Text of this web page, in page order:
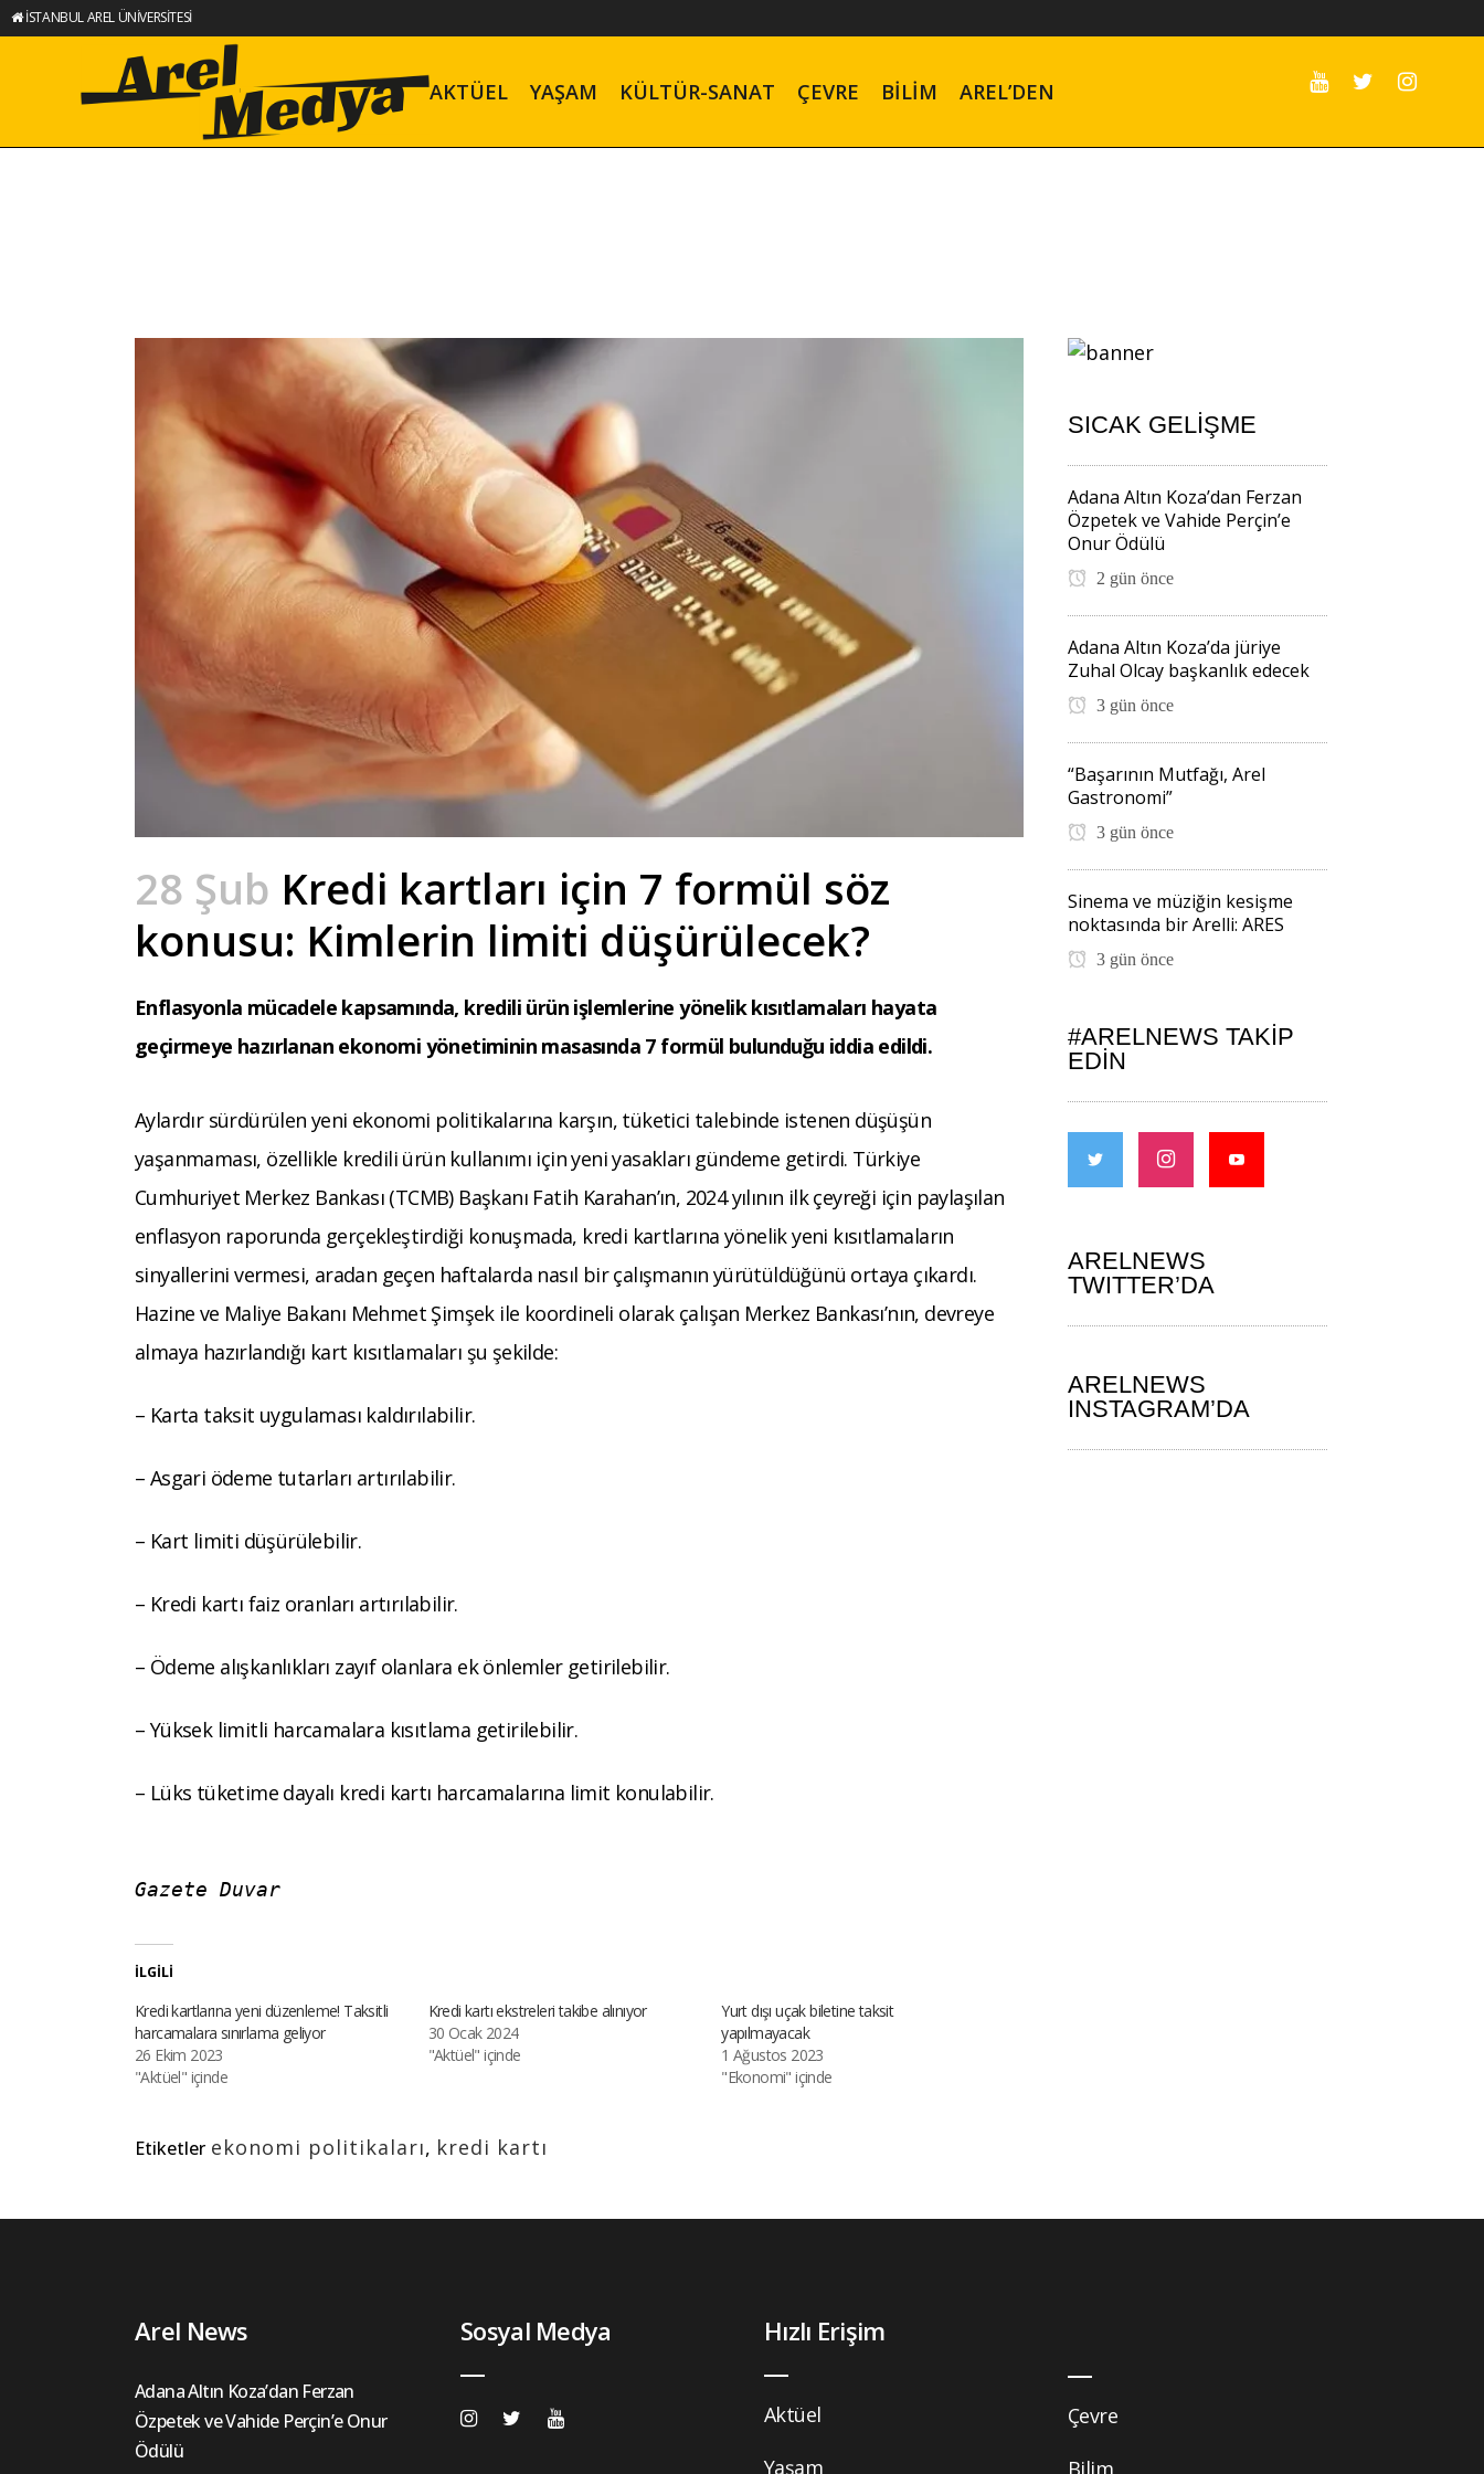
İSTANBUL AREL ÜNİVERSİTESİ
AKTÜEL YAŞAM KÜLTÜR-SANAT ÇEVRE BILIM AREL’DEN
28 Şub Kredi kartları için 7 formül söz
konusu: Kimlerin limiti düşürülecek?
Enflasyonla mücadele kapsamında, kredili ürün işlemlerine yönelik kısıtlamaları hayata
geçirmeye hazırlanan ekonomi yönetiminin masasında 7 formül bulunduğu iddia edildi.
Aylardır sürdürülen yeni ekonomi politikalarına karşın, tüketici talebinde istenen düşüşün
yaşanmaması, özellikle kredili ürün kullanımı için yeni yasakları gündeme getirdi. Türkiye
Cumhuriyet Merkez Bankası (TCMB) Başkanı Fatih Karahan’ın, 2024 yılının ilk çeyreği için paylaşılan
enflasyon raporunda gerçekleştirdiği konuşmada, kredi kartlarına yönelik yeni kısıtlamaların
sinyallerini vermesi, aradan geçen haftalarda nasıl bir çalışmanın yürütüldüğünü ortaya çıkardı.
Hazine ve Maliye Bakanı Mehmet Şimşek ile koordineli olarak çalışan Merkez Bankası’nın, devreye
almaya hazırlandığı kart kısıtlamaları şu şekilde:
– Karta taksit uygulaması kaldırılabilir.
– Asgari ödeme tutarları artırılabilir.
– Kart limiti düşürülebilir.
– Kredi kartı faiz oranları artırılabilir.
– Ödeme alışkanlıkları zayıf olanlara ek önlemler getirilebilir.
– Yüksek limitli harcamalara kısıtlama getirilebilir.
– Lüks tüketime dayalı kredi kartı harcamalarına limit konulabilir.
Gazete Duvar
İLGILI
Kredi kartlarına yeni düzenleme! Taksitli
harcamalara sınırlama geliyor
26 Ekim 2023
"Aktüel" içinde
Kredi kartı ekstreleri takibe alınıyor
30 Ocak 2024
"Aktüel" içinde
Yurt dışı uçak biletine taksit
yapılmayacak
1 Ağustos 2023
"Ekonomi" içinde
Etiketler ekonomi politikaları, kredi kartı
SICAK GELIŞME
Adana Altın Koza’dan Ferzan
Özpetek ve Vahide Perçin’e
Onur Ödülü
2 gün önce
Adana Altın Koza’da jüriye
Zuhal Olcay başkanlık edecek
3 gün önce
“Başarının Mutfağı, Arel
Gastronomi”
3 gün önce
Sinema ve müziğin kesişme
noktasında bir Arelli: ARES
3 gün önce
#ARELNEWS TAKIP
EDIN
ARELNEWS
TWITTER’DA
ARELNEWS
INSTAGRAM’DA
Arel News
Adana Altın Koza’dan Ferzan
Özpetek ve Vahide Perçin’e Onur
Ödülü
Sosyal Medya Hızlı Erişim
Aktüel
Yaşam
Çevre